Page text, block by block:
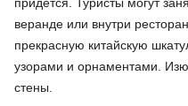
веранде или внутри
прекрасную китайскую
узорами и орнаментами.
стены.